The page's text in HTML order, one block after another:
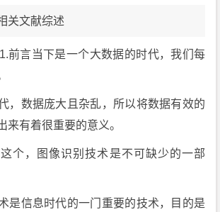
关文献综述
前言当下是一个大数据的时代，我们每
，数据庞大且杂乱，所以将数据有效的
来有着很重要的意义。
个，图像识别技术是不可缺少的一部
是信息时代的一门重要的技术，目的是